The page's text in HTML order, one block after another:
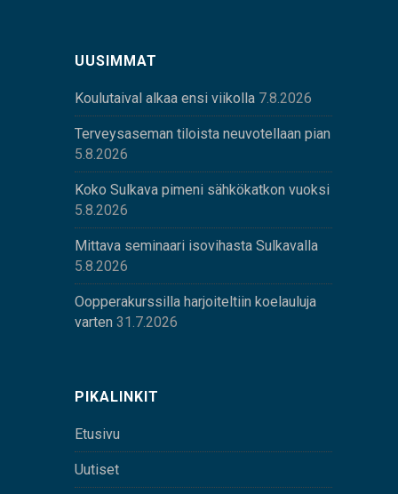
UUSIMMAT
Koulutaival alkaa ensi viikolla 7.8.2026
Terveysaseman tiloista neuvotellaan pian
5.8.2026
Koko Sulkava pimeni sähkökatkon vuoksi
5.8.2026
Mittava seminaari isovihasta Sulkavalla
5.8.2026
Oopperakurssilla harjoiteltiin koelauluja
varten 31.7.2026
PIKALINKIT
Etusivu
Uutiset